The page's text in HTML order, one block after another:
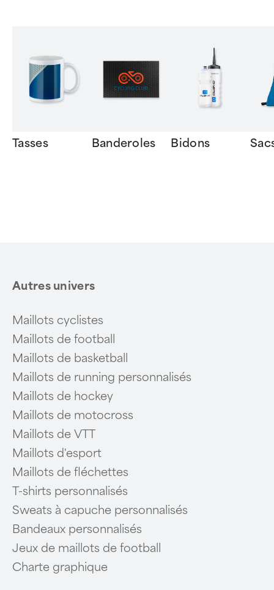
Tasses Banderoles Bidons
Autres univers
Maillots cyclistes
Maillots de football
Maillots de basketball
Maillots de running personnalisés
Maillots de hockey
Maillots de motocross
Maillots de VTT
Maillots d'esport
Maillots de fléchettes
T-shirts personnalisés
Sweats à capuche personnalisés
Bandeaux personnalisés
Jeux de maillots de football
Charte graphique